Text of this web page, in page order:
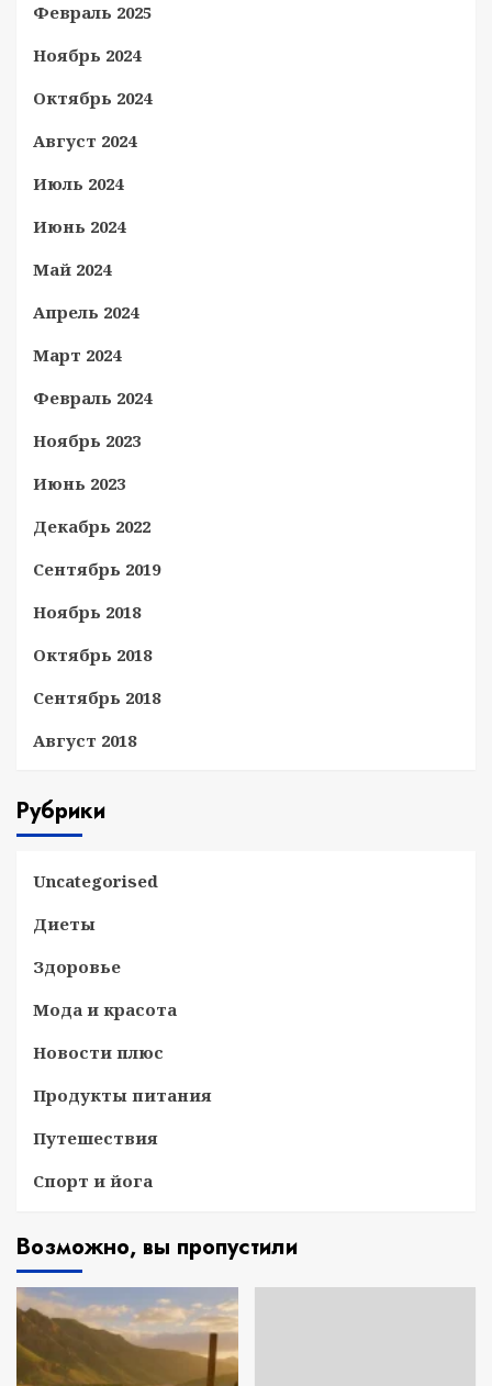
Февраль 2025
Ноябрь 2024
Октябрь 2024
Август 2024
Июль 2024
Июнь 2024
Май 2024
Апрель 2024
Март 2024
Февраль 2024
Ноябрь 2023
Июнь 2023
Декабрь 2022
Сентябрь 2019
Ноябрь 2018
Октябрь 2018
Сентябрь 2018
Август 2018
Рубрики
Uncategorised
Диеты
Здоровье
Мода и красота
Новости плюс
Продукты питания
Путешествия
Спорт и йога
Возможно, вы пропустили